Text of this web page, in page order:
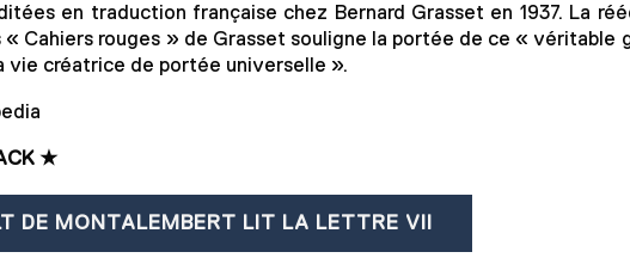
en traduction française chez Bernard Grasset en 1937. La
Cahiers rouges » de Grasset souligne la portée de ce « véritable
vie créatrice de portée universelle ».
★
DE MONTALEMBERT LIT LA LETTRE VII